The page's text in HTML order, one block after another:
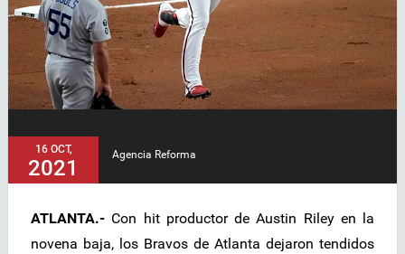
16 OCT,
2021
Agencia Reforma
ATLANTA.- Con hit productor de Austin Riley en la
novena baja, los Bravos de Atlanta dejaron tendidos